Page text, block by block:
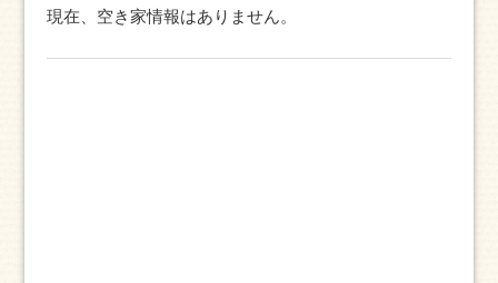
現在、空き家情報はありません。